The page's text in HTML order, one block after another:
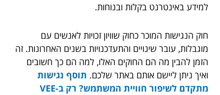
למידע באינטרנט בקלות ובנוחות.
חוק הנגישות המוכר כחוק שוויון זכויות לאנשים עם
מוגבלות, עובר שינויים והתעדכנויות בשנים האחרונות. זה
הזמן להבין מה הם החוקים האלו, למה הם כך חשובים
ואיך ניתן ליישם אותם באתר שלכם. תוסף נגישות
מתקדם לשיפור חוויית המשתמש? רק ב-VEE